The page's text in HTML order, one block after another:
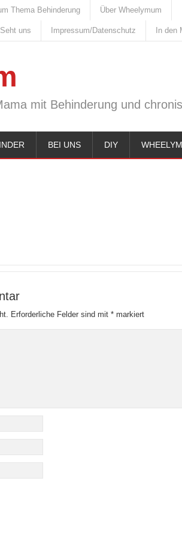
Thema Behinderung Über Wheelymum
uns Impressum/Datenschutz In den
mit Behinderung und
BEI UNS DIY
Erforderliche Felder sind mit * markiert